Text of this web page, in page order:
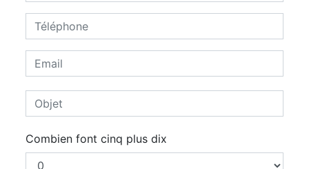
Combien font cinq plus dix